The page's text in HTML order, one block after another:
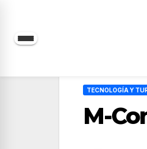
Saltar
TECNOLOGÍA Y
M-